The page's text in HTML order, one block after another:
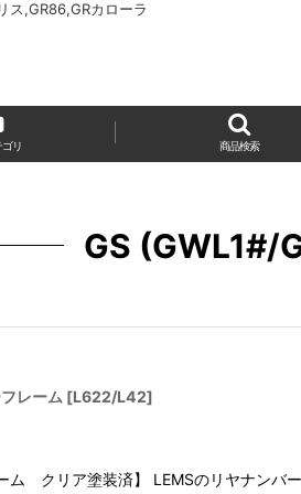
ス,GR86,GRカローラ
リ 商品検索
GS (GWL1#/
レーム [L622/L42]
ム クリア塗装済】 LEMSのリヤナンバ